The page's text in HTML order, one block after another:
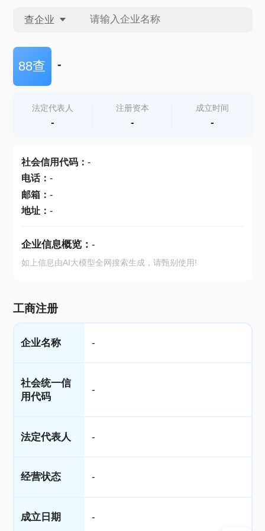
查企业
查企业
查产地
88查 -
法定代表人
-
注册资本
-
成立时间
-
社会信用代码： -
电话： -
邮箱： -
地址： -
企业信息概览： -
如上信息由AI大模型全网搜索生成，请甄别使用!
工商注册
企业名称 -
社会统一信
用代码
-
法定代表人 -
经营状态 -
成立日期 -